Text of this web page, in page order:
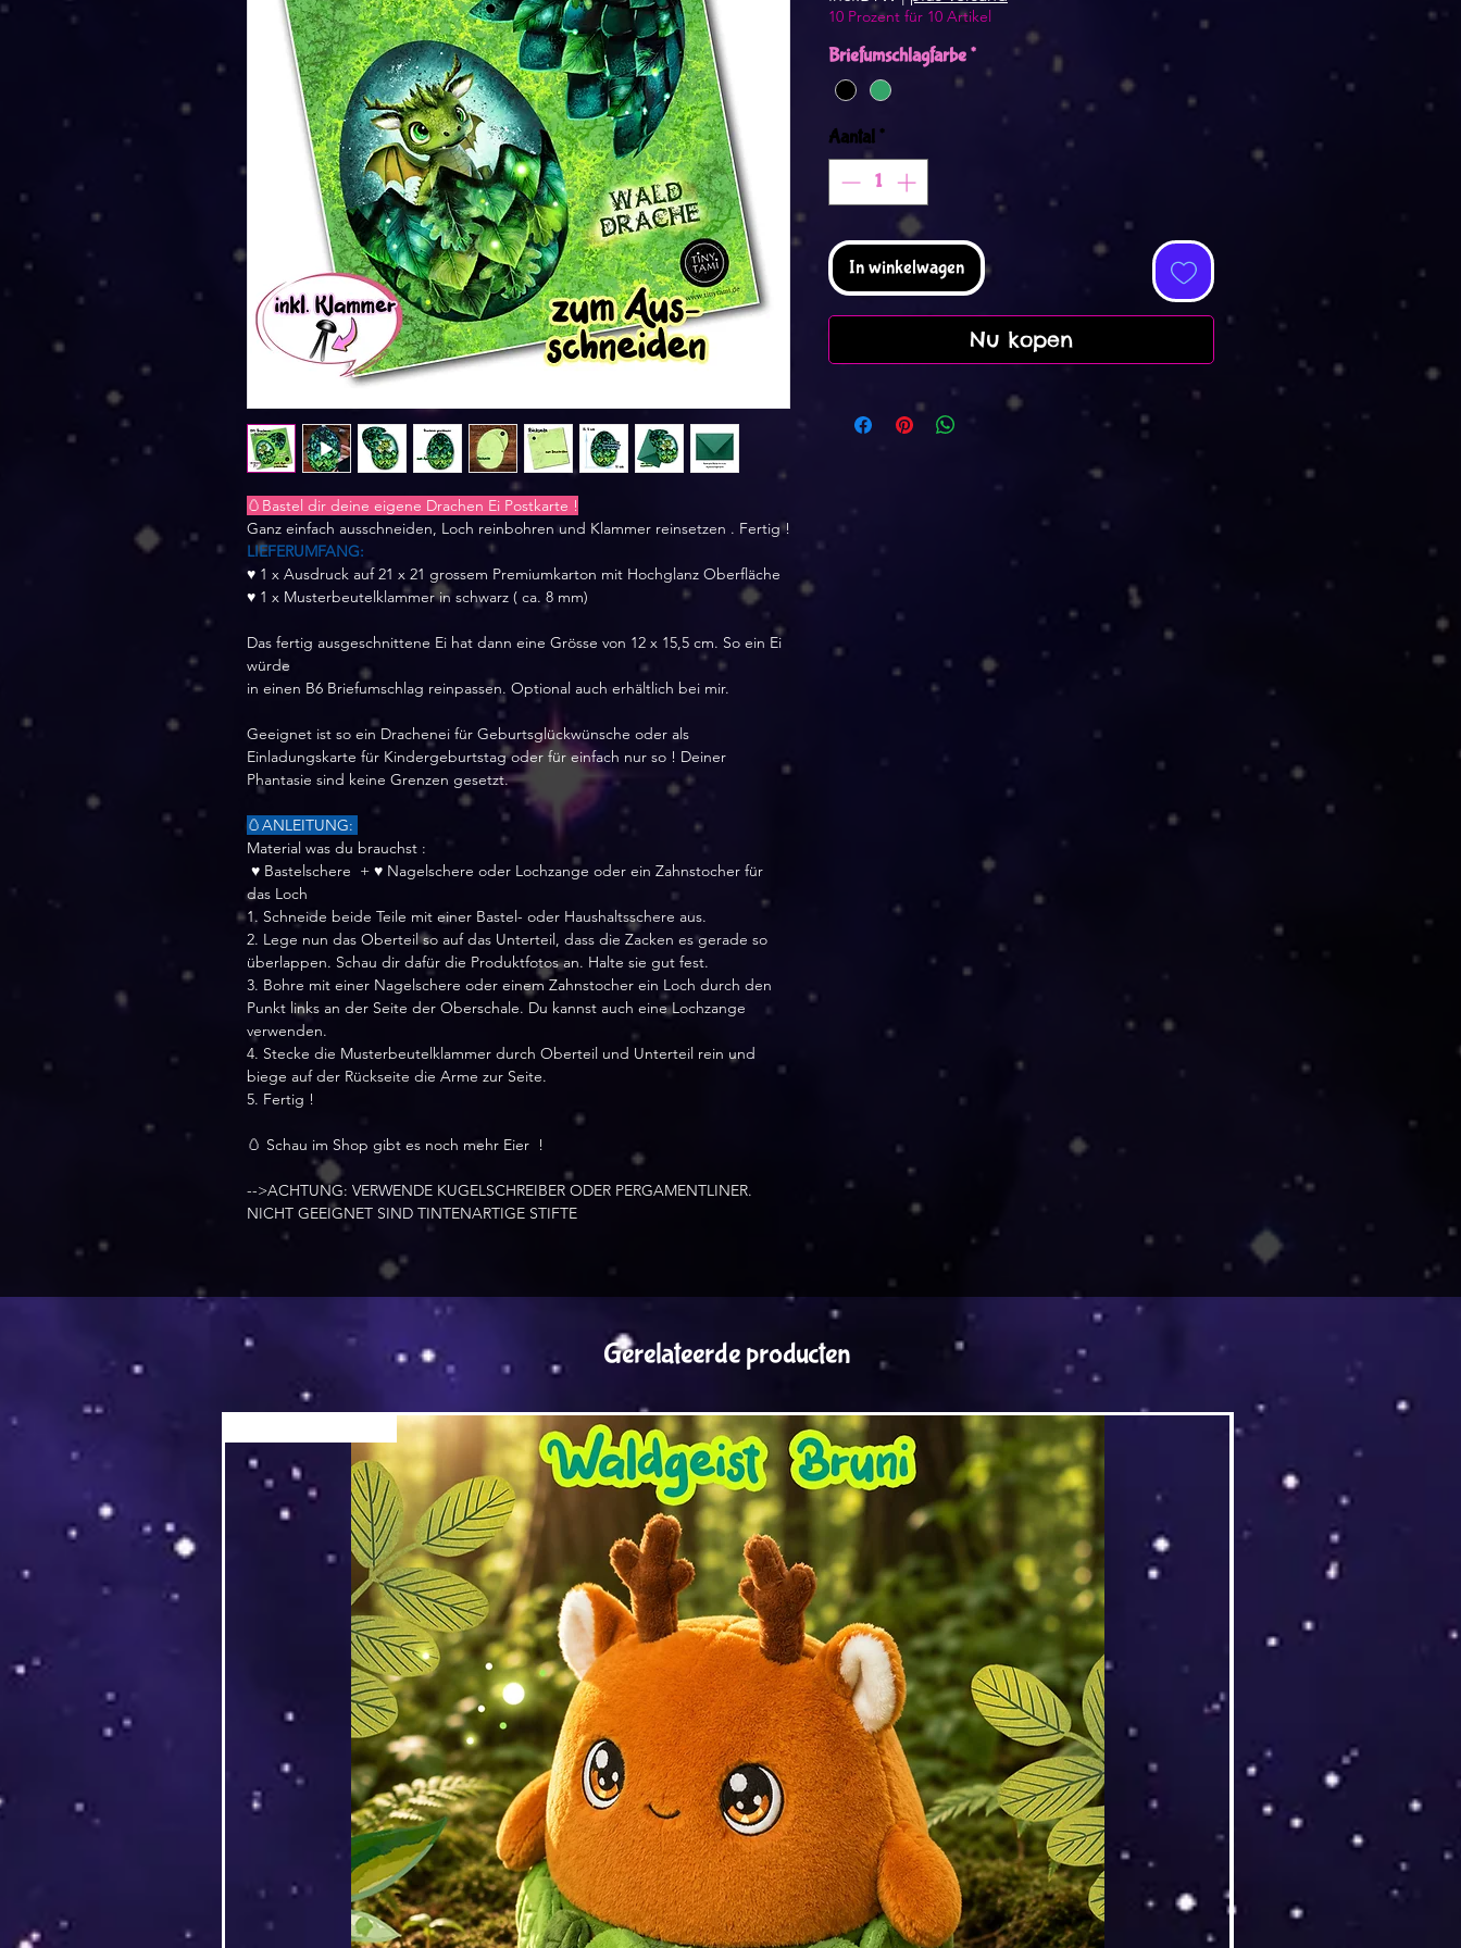
🥚Bastel dir deine eigene Drachen Ei Postkarte !
Ganz einfach ausschneiden, Loch reinbohren und Klammer reinsetzen . Fertig !
LIEFERUMFANG:
♥ 1 x Ausdruck auf 21 x 21 grossem Premiumkarton mit Hochglanz Oberfläche
♥ 1 x Musterbeutelklammer in schwarz ( ca. 8 mm)
Das fertig ausgeschnittene Ei hat dann eine Grösse von 12 x 15,5 cm. So ein Ei
würde
in einen B6 Briefumschlag reinpassen. Optional auch erhältlich bei mir.
Geeignet ist so ein Drachenei für Geburtsglückwünsche oder als
Einladungskarte für Kindergeburtstag oder für einfach nur so ! Deiner
Phantasie sind keine Grenzen gesetzt.
🥚ANLEITUNG:
Material was du brauchst :
♥ Bastelschere + ♥ Nagelschere oder Lochzange oder ein Zahnstocher für
das Loch
1. Schneide beide Teile mit einer Bastel- oder Haushaltsschere aus.
2. Lege nun das Oberteil so auf das Unterteil, dass die Zacken es gerade so
überlappen. Schau dir dafür die Produktfotos an. Halte sie gut fest.
3. Bohre mit einer Nagelschere oder einem Zahnstocher ein Loch durch den
Punkt links an der Seite der Oberschale. Du kannst auch eine Lochzange
verwenden.
4. Stecke die Musterbeutelklammer durch Oberteil und Unterteil rein und
biege auf der Rückseite die Arme zur Seite.
5. Fertig !
🥚 Schau im Shop gibt es noch mehr Eier !
-->ACHTUNG: VERWENDE KUGELSCHREIBER ODER PERGAMENTLINER.
NICHT GEEIGNET SIND TINTENARTIGE STIFTE
10 Prozent für 10 Artikel
Briefumschlagfarbe*
Aantal*
In winkelwagen
Nu kopen
Gerelateerde producten